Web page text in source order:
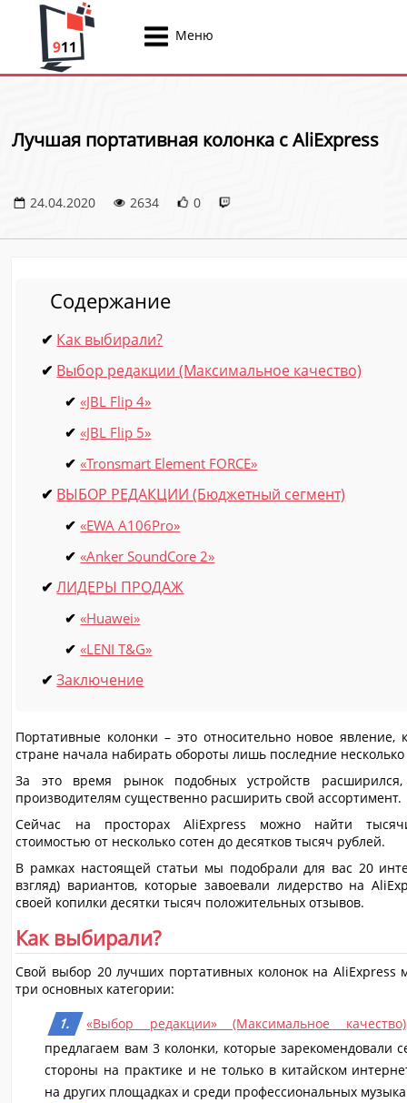
Меню
Лучшая портативная колонка с AliExpress
24.04.2020 2634 0
Содержание
Как выбирали?
Выбор редакции (Максимальное качество)
«JBL Flip 4»
«JBL Flip 5»
«Tronsmart Element FORCE»
ВЫБОР РЕДАКЦИИ (Бюджетный сегмент)
«EWA A106Pro»
«Anker SoundCore 2»
ЛИДЕРЫ ПРОДАЖ
«Huawei»
«LENI T&G»
Заключение
Портативные колонки – это относительно новое явление,
стране начала набирать обороты лишь последние несколько
За это время рынок подобных устройств
производителям существенно расширить свой ассортимент.
Сейчас на просторах AliExpress можно найти
стоимостью от несколько сотен до десятков тысяч рублей.
В рамках настоящей статьи мы подобрали для вас 20
взгляд) вариантов, которые завоевали лидерство на
своей копилки десятки тысяч положительных отзывов.
Как выбирали?
Свой выбор 20 лучших портативных колонок на AliExpress
три основных категории:
«Выбор редакции» (Максимальное качество)
предлагаем вам 3 колонки, которые зарекомендовали
стороны на практике и не только в китайском
на других площадках и среди профессиональных